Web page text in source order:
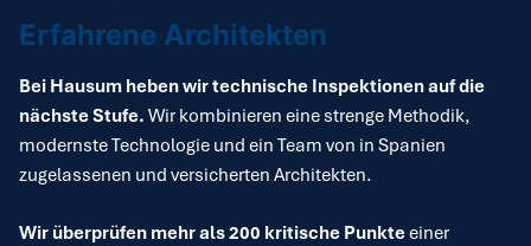
Erfahrene Architekten
Bei Hausum heben wir technische Inspektionen auf die
nächste Stufe. Wir kombinieren eine strenge Methodik,
modernste Technologie und ein Team von in Spanien
zugelassenen und versicherten Architekten.
Wir überprüfen mehr als 200 kritische Punkteeiner